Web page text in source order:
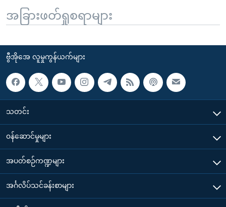
အခြားဖတ်ရှုစရာများ
ဗွီအိုအေ လူမှုကွန်ယက်များ
သတင်း
၀န်ဆောင်မှုများ
အပတ်စဉ်ကဏ္ဍများ
အင်္ဂလိပ်သင်ခန်းစာများ